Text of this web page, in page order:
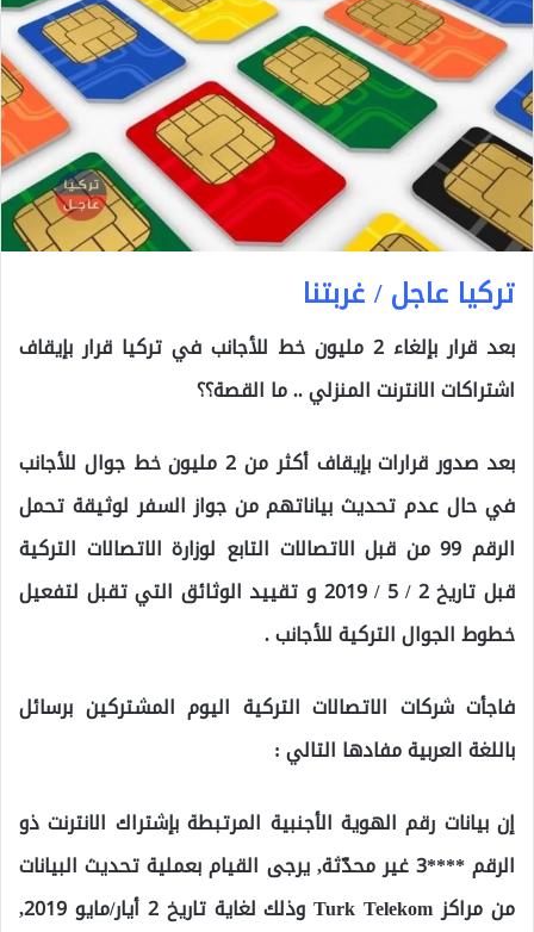
تركيا عاجل / غربتنا
بعد قرار بإلغاء 2 مليون خط للأجانب في تركيا قرار بإيقاف
اشتراكات الانترنت المنزلي .. ما القصة؟؟
بعد صدور قرارات بإيقاف أكثر من 2 مليون خط جوال للأجانب
في حال عدم تحديث بياناتهم من جواز السفر لوثيقة تحمل
الرقم 99 من قبل الاتصالات التابع لوزارة الاتصالات التركية
قبل تاريخ 2 / 5 / 2019 و تقييد الوثائق التي تقبل لتفعيل
خطوط الجوال التركية للأجانب .
فاجأت شركات الاتصالات التركية اليوم المشتركين برسائل
باللغة العربية مفادها التالي :
إن بيانات رقم الهوية الأجنبية المرتبطة بإشتراك الانترنت ذو
الرقم ****3 غير محدّثة, يرجى القيام بعملية تحديث البيانات
من مراكز Turk Telekom وذلك لغاية تاريخ 2 أيار/مايو 2019,